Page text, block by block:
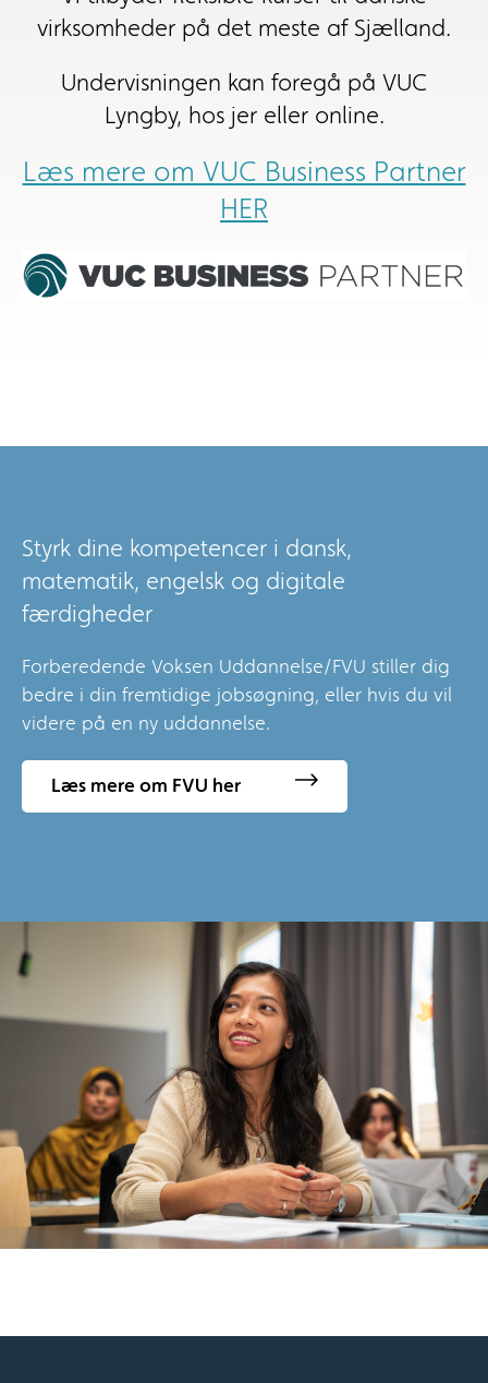
virksomheder på det meste af Sjælland.
Undervisningen kan foregå på VUC
Lyngby, hos jer eller online.
Læs mere om VUC Business Partner
HER
Styrk dine kompetencer i dansk,
matematik, engelsk og digitale
færdigheder
Forberedende Voksen Uddannelse/FVU stiller dig
bedre i din fremtidige jobsøgning, eller hvis du vil
videre på en ny uddannelse.
Læs mere om FVU her